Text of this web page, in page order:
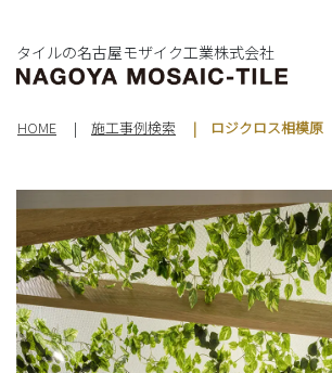
タイルの名古屋モザイク工業株式会社
HOME 施工事例検索 ロジクロス相模原